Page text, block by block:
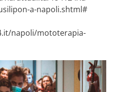
a-napoli.shtml#
napoli/mototerapia-